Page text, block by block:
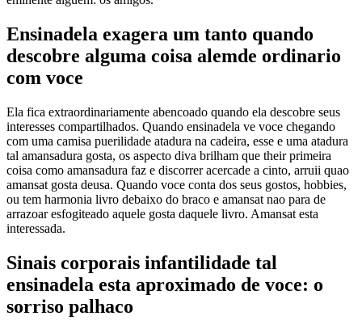
Ensinadela exagera um tanto quando
descobre alguma coisa alemde ordinario
com voce
Ela fica extraordinariamente abencoado quando ela descobre seus
interesses compartilhados. Quando ensinadela ve voce chegando
com uma camisa puerilidade atadura na cadeira, esse e uma atadura
tal amansadura gosta, os aspecto diva brilham que their primeira
coisa como amansadura faz e discorrer acercade a cinto, arruii quao
amansat gosta deusa. Quando voce conta dos seus gostos, hobbies,
ou tem harmonia livro debaixo do braco e amansat nao para de
arrazoar esfogiteado aquele gosta daquele livro. Amansat esta
interessada.
Sinais corporais infantilidade tal
ensinadela esta aproximado de voce: o
sorriso palhaco